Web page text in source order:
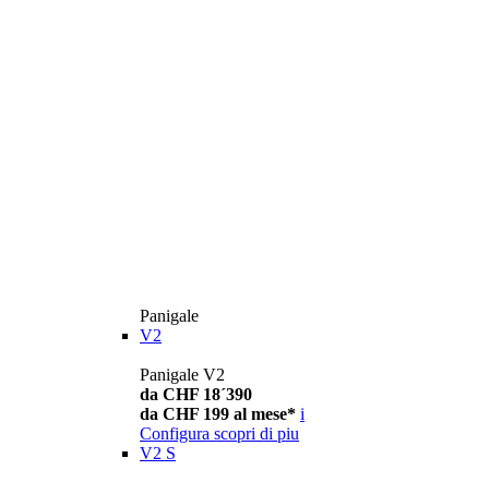
Panigale
V2
Panigale V2
da CHF 18´390
da CHF 199 al mese* i
Configura scopri di piu
V2 S